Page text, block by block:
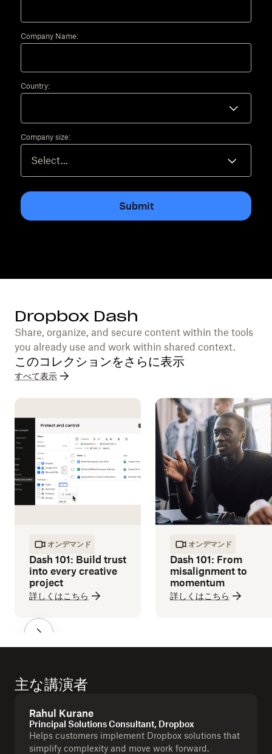
Company Name:
Country:
Company size:
Submit
Dropbox Dash
Share, organize, and secure content within the tools
you already use and work within shared context.
このコレクションをさらに表示
すべて表示
オンデマンド
Dash 101: Build trust
into every creative
project
詳しくはこちら
オンデマンド
Dash 101: From
misalignment to
momentum
詳しくはこちら
主な講演者
Rahul Kurane
Principal Solutions Consultant, Dropbox
Helps customers implement Dropbox solutions that
simplify complexity and move work forward.